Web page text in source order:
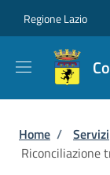
Regione Lazio
Briciole
Home / Servizi
Riconciliazione